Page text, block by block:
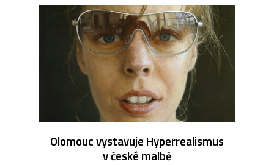
Olomouc vystavuje Hyperrealismus
v české malbě